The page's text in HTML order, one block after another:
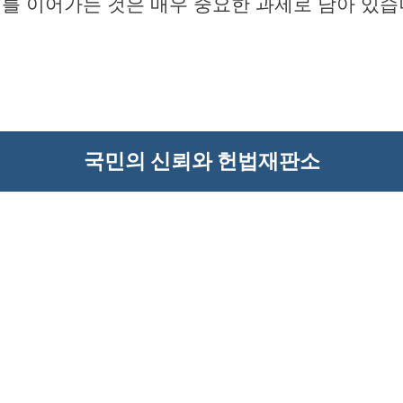
국민의 신뢰와 헌법재판소